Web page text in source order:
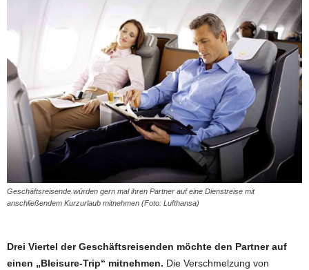
Geschäftsreisende würden gern mal ihren Partner auf eine Dienstreise mit
anschließendem Kurzurlaub mitnehmen (Foto: Lufthansa)
Drei Viertel der Geschäftsreisenden möchte den Partner auf
einen „Bleisure-Trip“ mitnehmen. Die Verschmelzung von